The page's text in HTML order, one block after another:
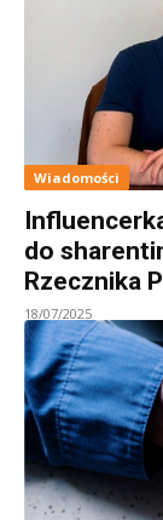
Wiadomości
do
Rzecznika
18/07/2025